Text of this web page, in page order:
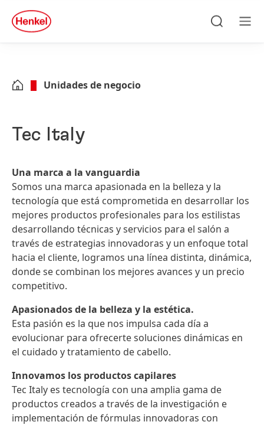
Skip to footer
quick
search
Unidades de negocio
Tec Italy
Una marca a la vanguardia
Somos una marca apasionada en la belleza y la
tecnología que está comprometida en desarrollar los
mejores productos profesionales para los estilistas
desarrollando técnicas y servicios para el salón a
través de estrategias innovadoras y un enfoque total
hacia el cliente, logramos una línea distinta, dinámica,
donde se combinan los mejores avances y un precio
competitivo.
Apasionados de la belleza y la estética.
Esta pasión es la que nos impulsa cada día a
evolucionar para ofrecerte soluciones dinámicas en
el cuidado y tratamiento de cabello.
Innovamos los productos capilares
Tec Italy es tecnología con una amplia gama de
productos creados a través de la investigación e
implementación de fórmulas innovadoras con